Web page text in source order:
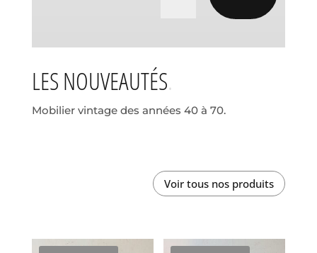
LES NOUVEAUTÉS
Mobilier vintage des années 40 à 70.
Voir tous nos produits